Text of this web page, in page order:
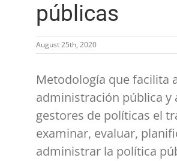
públicas
August 25th, 2020
Metodología que facilita
administración pública y
gestores de políticas el
examinar, evaluar,
administrar la política